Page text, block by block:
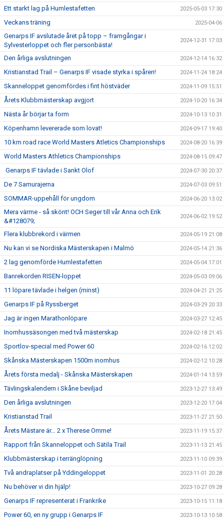
Ett starkt lag på Humlestafetten 2025-05-03 17:30
Veckans träning 2025-04-06
Genarps IF avslutade året på topp – framgångar i
Sylvesterloppet och fler personbästa!
2024-12-31 17:03
Den årliga avslutningen 2024-12-14 16:32
Kristianstad Trail – Genarps IF visade styrka i spåren! 2024-11-24 18:24
Skanneloppet genomfördes i fint höstväder 2024-11-09 15:51
Årets Klubbmästerskap avgjort 2024-10-20 16:34
Nästa år börjar ta form 2024-10-13 10:31
Köpenhamn levererade som lovat! 2024-09-17 19:40
10 km road race World Masters Atletics Championships 2024-08-20 16:39
World Masters Athletics Championships 2024-08-15 09:47
Genarps IF tävlade i Sankt Olof 2024-07-30 20:37
De 7 Samurajerna 2024-07-03 09:51
SOMMAR-uppehåll för ungdom 2024-06-20 13:02
Mera värme - så skönt! OCH Seger till vår Anna och Erik
&#128079;
2024-06-02 19:52
Flera klubbrekord i värmen 2024-05-19 21:08
Nu kan vi se Nordiska Mästerskapen i Malmö 2024-05-14 21:36
2 lag genomförde Humlestafetten 2024-05-04 17:01
Banrekorden RISEN-loppet 2024-05-03 09:06
11 löpare tävlade i helgen (minst) 2024-04-21 21:25
Genarps IF på Ryssberget 2024-03-29 20:33
Jag är ingen Marathonlöpare 2024-03-27 12:45
Inomhussäsongen med två mästerskap 2024-02-18 21:45
Sportlov-special med Power 60 2024-02-16 12:02
Skånska Mästerskapen 1500m inomhus 2024-02-12 10:28
Årets första medalj - Skånska Mästerskapen 2024-01-14 13:59
Tävlingskalendern i Skåne beviljad 2023-12-27 13:49
Den årliga avslutningen 2023-12-20 17:04
Kristianstad Trail 2023-11-27 21:50
Årets Mästare är… 2 x Therese Omme! 2023-11-19 15:37
Rapport från Skanneloppet och Sätila Trail 2023-11-13 21:45
Klubbmästerskap i terränglöpning 2023-11-10 09:39
Två andraplatser på Yddingeloppet 2023-11-01 20:28
Nu behöver vi din hjälp! 2023-10-27 09:28
Genarps IF representerat i Frankrike 2023-10-15 11:18
Power 60, en ny grupp i Genarps IF 2023-10-13 10:58